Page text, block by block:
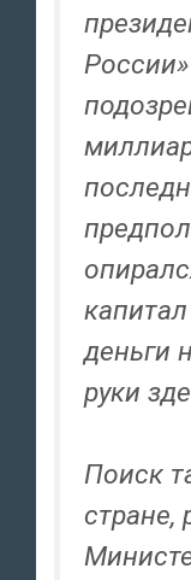
деньги
руки
Поиск
стране,